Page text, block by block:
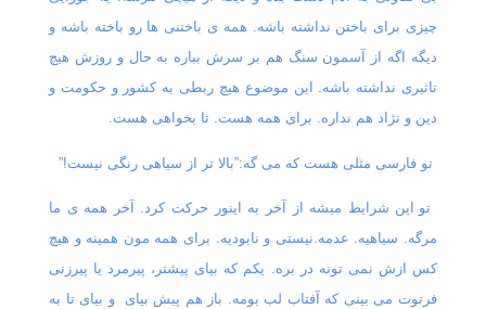
چیزی برای باختن نداشته باشه. همه ی باختنی ها رو باخته باشه و
دیگه اگه از آسمون سنگ هم بر سرش بباره به حال و روزش هیچ
تاثیری نداشته باشه. این موضوع هیچ ربطی به کشور و حکومت و
دین و نژاد هم نداره. برای همه هست. تا بخواهی هست.
تو فارسی مثلی هست که می گه:”بالا تر از سیاهی رنگی نیست!”
تو این شرایط میشه از آخر به اینور حرکت کرد. آخر همه ی ما
مرگه. سیاهیه. عدمه.نیستی و نابودیه. برای همه مون همینه و هیچ
کس ازش نمی تونه در بره. یکم که بیای پیشتر، پیرمرد یا پیرزنی
فرتوت می بینی که آفتاب لب بومه. باز هم پیش بیای
و بیای تا به